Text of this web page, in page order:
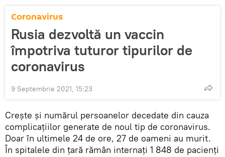
Coronavirus
Rusia dezvoltă un vaccin
împotriva tuturor tipurilor de
coronavirus
9 Septembrie 2021, 15:23
Crește și numărul persoanelor decedate din cauza
complicațiilor generate de noul tip de coronavirus.
Doar în ultimele 24 de ore, 27 de oameni au murit.
În spitalele din țară rămân internați 1 848 de pacienți